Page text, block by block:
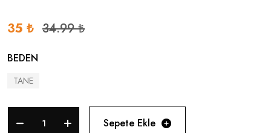
35 ₺ 34.99 ₺
BEDEN
TANE
Sepete Ekle